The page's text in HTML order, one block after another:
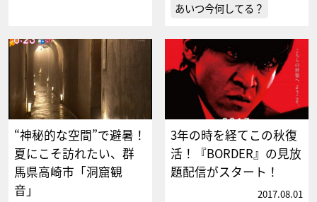
あいつ今何してる？
“神秘的な空間”で避暑！
夏にこそ訪れたい、群
馬県高崎市「洞窟観
音」
3年の時を経てこの秋復
活！『BORDER』の見放
題配信がスタート！
2017.08.01